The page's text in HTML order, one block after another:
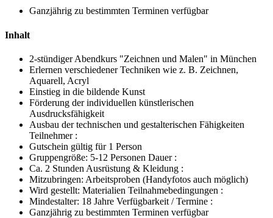
Ganzjährig zu bestimmten Terminen verfügbar
Inhalt
2-stündiger Abendkurs "Zeichnen und Malen" in München
Erlernen verschiedener Techniken wie z. B. Zeichnen,
Aquarell, Acryl
Einstieg in die bildende Kunst
Förderung der individuellen künstlerischen
Ausdrucksfähigkeit
Ausbau der technischen und gestalterischen Fähigkeiten
Teilnehmer :
Gutschein gültig für 1 Person
Gruppengröße: 5-12 Personen Dauer :
Ca. 2 Stunden Ausrüstung & Kleidung :
Mitzubringen: Arbeitsproben (Handyfotos auch möglich)
Wird gestellt: Materialien Teilnahmebedingungen :
Mindestalter: 18 Jahre Verfügbarkeit / Termine :
Ganzjährig zu bestimmten Terminen verfügbar